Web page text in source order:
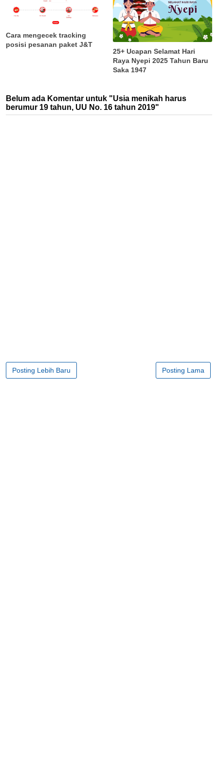
Cara mengecek tracking
posisi pesanan paket J&T
25+ Ucapan Selamat Hari
Raya Nyepi 2025 Tahun Baru
Saka 1947
Belum ada Komentar untuk "Usia menikah harus
berumur 19 tahun, UU No. 16 tahun 2019"
Posting Lebih Baru Posting Lama